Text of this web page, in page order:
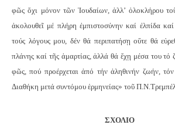
φῶς ὄχι μόνον τῶν Ἰουδαίων, ἀλλ’ ὁλοκλήρου
ἀκολουθεῖ μέ πλήρη ἐμπιστοσύνην καί ἐλπίδα
τούς λόγους μου, δέν θά περιπατήσῃ οὔτε θά
πλάνης καί τῆς ἀμαρτίας, ἀλλά θά ἔχῃ μέσα του
φῶς, πού προέρχεται ἀπό τήν ἀληθινήν ζωήν,
Διαθήκη μετά συντόμου ἑρμηνείας» τοῦ
ΣΧΟΛΙΟ